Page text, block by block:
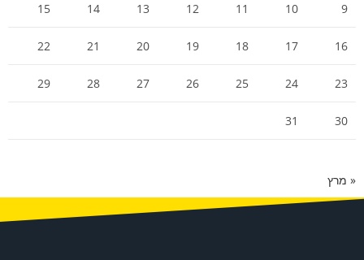
9
10
11
12
13
14
15
16
17
18
19
20
21
22
23
24
25
26
27
28
29
30
31
« מרץ